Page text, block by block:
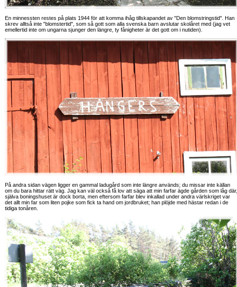
En minnessten restes på plats 1944 för att komma ihåg tillskapandet av "Den blomstringstid". Han
skrev alltså inte "blomstertid", som så gott som alla svenska barn avslutar skolåret med (jag vet
emellertid inte om ungarna sjunger den längre, ty fånigheter är det gott om i nutiden).
På andra sidan vägen ligger en gammal ladugård som inte längre används; du missar inte källan
om du bara hittar rätt väg. Jag kan väl också få lov att säga att min farfar ägde gården som låg där,
själva boningshuset är dock borta, men eftersom farfar blev inkallad under andra värlskriget var
det allt min far som liten pojke som fick ta hand om jordbruket; han plöjde med hästar redan i de
tidiga tonåren.